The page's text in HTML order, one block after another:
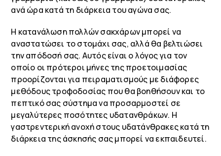
ανά ώρα κατά τη διάρκεια του αγώνα σας.
Η κατανάλωση πολλών σακχάρων μπορεί να
αναστατώσει το στομάχι σας, αλλά θα βελτιώσει
την απόδοσή σας. Αυτός είναι ο λόγος για τον
οποίο οι πρότεροι μήνες της προετοιμασίας
προορίζονται για πειραματισμούς με διάφορες
μεθόδους τροφοδοσίας που θα βοηθήσουν και το
πεπτικό σας σύστημα να προσαρμοστεί σε
μεγαλύτερες ποσότητες υδατανθράκων. Η
γαστρεντερική ανοχή στους υδατάνθρακες κατά τη
διάρκεια της άσκησής σας μπορεί να εκπαιδευτεί.